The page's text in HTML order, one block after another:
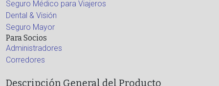
Seguro Médico para Viajeros
Dental & Visión
Seguro Mayor
Para Socios
Administradores
Corredores
Descripción General del Producto